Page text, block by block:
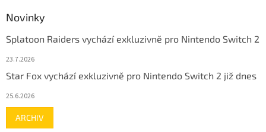
Novinky
Splatoon Raiders vychází exkluzivně pro Nintendo Switch 2
23.7.2026
Star Fox vychází exkluzivně pro Nintendo Switch 2 již dnes
25.6.2026
ARCHIV